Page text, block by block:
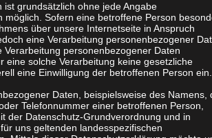
ist grundsätzlich ohne jede Angabe
möglich. Sofern eine betroffene Person
über unsere Internetseite in Anspruch
eine Verarbeitung personenbezogener
personenbezogener Daten
eine solche Verarbeitung keine gesetzliche
eine Einwilligung der betroffenen Person ein.
Daten, beispielsweise des Namens,
Telefonnummer einer betroffenen Person,
der Datenschutz-Grundverordnung und in
uns geltenden landesspezifischen